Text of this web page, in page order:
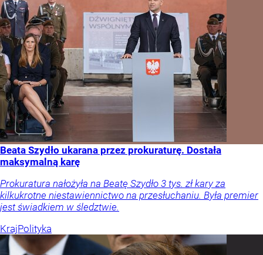
Beata Szydło ukarana przez prokuraturę. Dostała
maksymalną karę
Prokuratura nałożyła na Beatę Szydło 3 tys. zł kary za
kilkukrotne niestawiennictwo na przesłuchaniu. Była premier
jest świadkiem w śledztwie.
KrajPolityka